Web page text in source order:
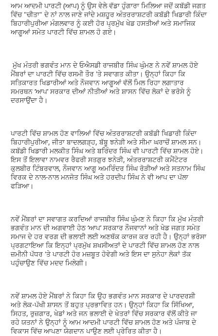
ਆਮ ਆਦਮੀ ਪਾਰਟੀ (ਆਪ) ਨੂੰ ਉਸ ਵੇਲੇ ਵੱਡਾ ਹੁੰਗਾਰਾ ਮਿਲਿਆ ਜਦੋਂ ਕਬੱਡੀ ਜਗਤ
ਵਿੱਚ "ਚੀਤਾ" ਦੇ ਨਾਂ ਨਾਲ ਜਾਣੇ ਜਾਂਦੇ ਮਸ਼ਹੂਰ ਅੰਤਰਰਾਸ਼ਟਰੀ ਕਬੱਡੀ ਖਿਡਾਰੀ ਕਿੰਦਾ
ਬਿਹਾਰੀਪੁਰੀਆ ਮੰਗਲਵਾਰ ਨੂੰ ਕਈ ਹੋਰ ਪ੍ਰਮੁੱਖ ਖੇਡ ਹਸਤੀਆਂ ਅਤੇ ਸਮਾਜਿਕ
ਆਗੂਆਂ ਸਮੇਤ ਪਾਰਟੀ ਵਿੱਚ ਸ਼ਾਮਲ ਹੋ ਗਏ।
ਮੁੱਖ ਮੰਤਰੀ ਭਗਵੰਤ ਮਾਨ ਦੇ ਓਐਸਡੀ ਰਾਜਬੀਰ ਸਿੰਘ ਘੁੰਮਣ ਨੇ ਨਵੇਂ ਸ਼ਾਮਲ ਹੋਏ
ਮੈਂਬਰਾਂ ਦਾ ਪਾਰਟੀ ਵਿੱਚ ਰਸਮੀ ਤੌਰ 'ਤੇ ਸਵਾਗਤ ਕੀਤਾ। ਉਨ੍ਹਾਂ ਕਿਹਾ ਕਿ
ਸਤਿਕਾਰਤ ਖਿਡਾਰੀਆਂ ਅਤੇ ਨੌਜਵਾਨ ਆਗੂਆਂ ਵੱਲੋਂ ਮਿਲ ਰਿਹਾ ਲਗਾਤਾਰ
ਸਮਰਥਨ ‘ਆਪ’ ਸਰਕਾਰ ਦੀਆਂ ਨੀਤੀਆਂ ਅਤੇ ਸ਼ਾਸਨ ਵਿੱਚ ਲੋਕਾਂ ਦੇ ਭਰੋਸੇ ਨੂੰ
ਦਰਸਾਉਂਦਾ ਹੈ।
ਪਾਰਟੀ ਵਿੱਚ ਸ਼ਾਮਲ ਹੋਣ ਵਾਲਿਆਂ ਵਿੱਚ ਅੰਤਰਰਾਸ਼ਟਰੀ ਕਬੱਡੀ ਖਿਡਾਰੀ ਕਿੰਦਾ
ਬਿਹਾਰੀਪੁਰੀਆ, ਜੀਤਾ ਬਾਦਲਗੜ੍ਹ, ਬੱਬੂ ਝਨੇੜੀ ਅਤੇ ਸੀਮਾ ਘਰਾਚੋਂ ਸ਼ਾਮਲ ਸਨ।
ਕਬੱਡੀ ਖਿਡਾਰੀ ਮਲਕੀਤ ਸਿੰਘ ਅਤੇ ਬਰਿੰਦਰ ਸਿੰਘ ਵੀ ਪਾਰਟੀ ਵਿੱਚ ਸ਼ਾਮਲ ਹੋਏ।
ਇਸ ਤੋਂ ਇਲਾਵਾ ਨਾਮਵਰ ਰੈਫਰੀ ਸਤਗੁਰ ਝਨੇੜੀ, ਅੰਤਰਰਾਸ਼ਟਰੀ ਕਮੈਂਟੇਟਰ
ਕੁਲਬੀਰ ਟਿੰਬਰਵਾਲ, ਨੌਜਵਾਨ ਆਗੂ ਅਮਰਿੰਦਰ ਸਿੰਘ ਰੋੜੀਆਂ ਅਤੇ ਸਤਨਾਮ ਸਿੰਘ
ਵਿਰਕ ਦੇ ਨਾਲ-ਨਾਲ ਮਨਜੋਤ ਸਿੰਘ ਅਤੇ ਹਰਦੀਪ ਸਿੰਘ ਨੇ ਵੀ ਆਪ ਦਾ ਪੱਲਾ
ਫੜਿਆ।
ਨਵੇਂ ਮੈਂਬਰਾਂ ਦਾ ਸਵਾਗਤ ਕਰਦਿਆਂ ਰਾਜਬੀਰ ਸਿੰਘ ਘੁੰਮਣ ਨੇ ਕਿਹਾ ਕਿ ਮੁੱਖ ਮੰਤਰੀ
ਭਗਵੰਤ ਮਾਨ ਦੀ ਅਗਵਾਈ ਹੇਠ ‘ਆਪ’ ਸਰਕਾਰ ਨੌਜਵਾਨਾਂ ਅਤੇ ਖੇਡ ਜਗਤ ਸਮੇਤ
ਸਮਾਜ ਦੇ ਹਰ ਵਰਗ ਦੀ ਭਲਾਈ ਲਈ ਅਣਥੱਕ ਕਾਰਜ ਕਰ ਰਹੀ ਹੈ। ਉਨ੍ਹਾਂ ਭਰੋਸਾ
ਪ੍ਰਗਟਾਇਆ ਕਿ ਇਨ੍ਹਾਂ ਪ੍ਰਮੁੱਖ ਸ਼ਖਸੀਅਤਾਂ ਦੇ ਪਾਰਟੀ ਵਿੱਚ ਸ਼ਾਮਲ ਹੋਣ ਨਾਲ
ਜ਼ਮੀਨੀ ਪੱਧਰ 'ਤੇ ਪਾਰਟੀ ਹੋਰ ਮਜ਼ਬੂਤ ਹੋਵੇਗੀ ਅਤੇ ਇਸ ਦਾ ਸੁਨੇਹਾ ਲੋਕਾਂ ਤੱਕ
ਪਹੁੰਚਾਉਣ ਵਿੱਚ ਮਦਦ ਮਿਲੇਗੀ।
ਨਵੇਂ ਸ਼ਾਮਲ ਹੋਏ ਮੈਂਬਰਾਂ ਨੇ ਕਿਹਾ ਕਿ ਉਹ ਭਗਵੰਤ ਮਾਨ ਸਰਕਾਰ ਦੇ ਪਾਰਦਰਸ਼ੀ
ਅਤੇ ਲੋਕ-ਪੱਖੀ ਸ਼ਾਸਨ ਤੋਂ ਬਹੁਤ ਪ੍ਰਭਾਵਿਤ ਹਨ। ਉਨ੍ਹਾਂ ਕਿਹਾ ਕਿ ਸਿੱਖਿਆ,
ਸਿਹਤ, ਰੁਜ਼ਗਾਰ, ਖੇਡਾਂ ਅਤੇ ਜਨ ਭਲਾਈ ਦੇ ਖੇਤਰਾਂ ਵਿੱਚ ਸਰਕਾਰ ਵੱਲੋਂ ਕੀਤੇ ਜਾ
ਰਹੇ ਯਤਨਾਂ ਨੇ ਉਨ੍ਹਾਂ ਨੂੰ ਆਮ ਆਦਮੀ ਪਾਰਟੀ ਵਿੱਚ ਸ਼ਾਮਲ ਹੋਣ ਅਤੇ ਪੰਜਾਬ ਦੇ
ਵਿਕਾਸ ਵਿੱਚ ਆਪਣਾ ਯੋਗਦਾਨ ਪਾਉਣ ਲਈ ਪ੍ਰੇਰਿਤ ਕੀਤਾ ਹੈ।